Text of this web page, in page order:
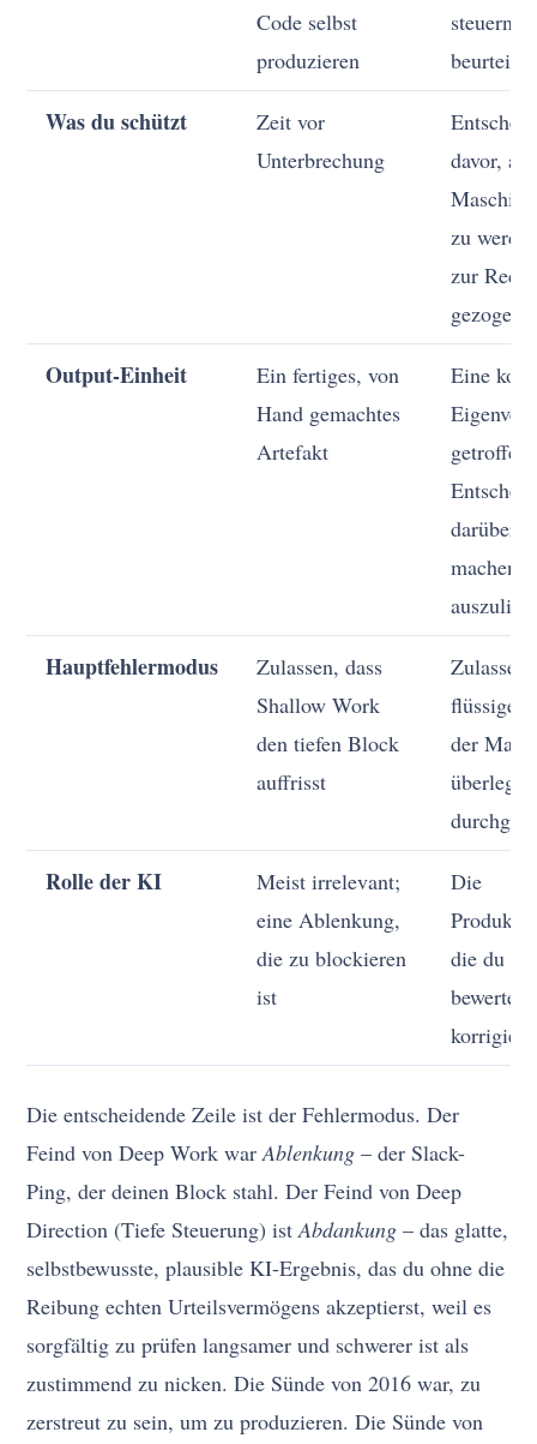
Code selbst
produzieren
steuern,
beurteilen
Was du schützt
Zeit vor
Unterbrechung
davor, an
zu
zur
gezogen
Output-Einheit
Ein fertiges, von
Hand gemachtes
Artefakt
Eine
darüber,
machen
Hauptfehlermodus
Zulassen, dass
Shallow Work
den tiefen Block
auffrisst
flüssige
der
durchgeht
Rolle der KI
Meist irrelevant;
eine Ablenkung,
die zu blockieren
ist
Die
die du
Die entscheidende Zeile ist der Fehlermodus. Der
Feind von Deep Work warAblenkung – der Slack-
Ping, der deinen Block stahl. Der Feind von Deep
Direction (Tiefe Steuerung) istAbdankung – das glatte,
selbstbewusste, plausible KI-Ergebnis, das du ohne die
Reibung echten Urteilsvermögens akzeptierst, weil es
sorgfältig zu prüfen langsamer und schwerer ist als
zustimmend zu nicken. Die Sünde von 2016 war, zu
zerstreut zu sein, um zu produzieren. Die Sünde von